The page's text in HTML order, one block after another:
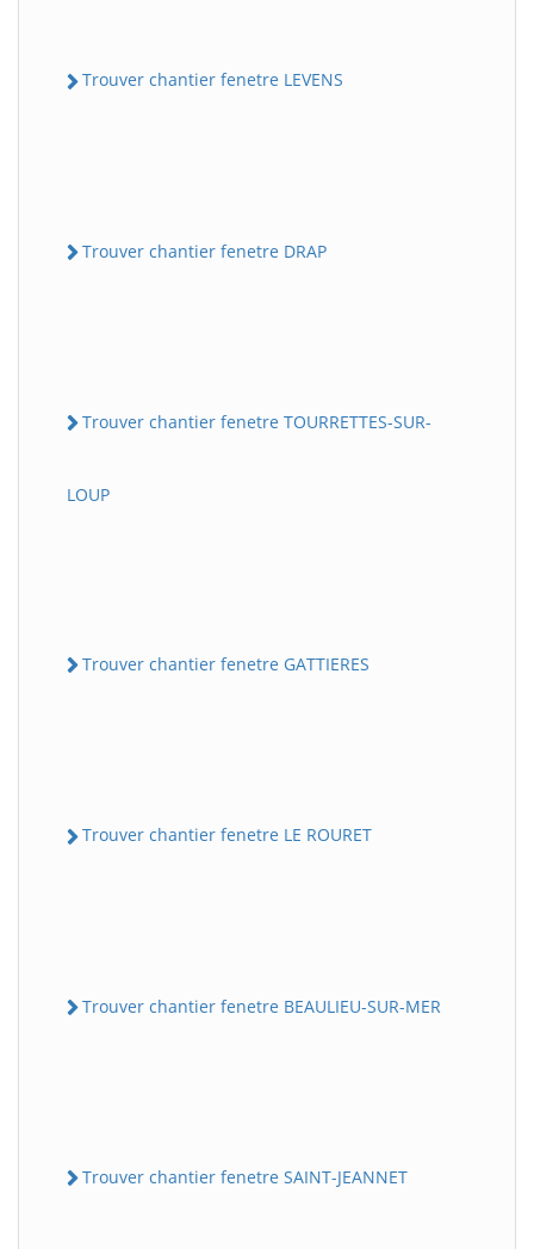
Trouver chantier fenetre LEVENS
Trouver chantier fenetre DRAP
Trouver chantier fenetre TOURRETTES-SUR-
LOUP
Trouver chantier fenetre GATTIERES
Trouver chantier fenetre LE ROURET
Trouver chantier fenetre BEAULIEU-SUR-MER
Trouver chantier fenetre SAINT-JEANNET